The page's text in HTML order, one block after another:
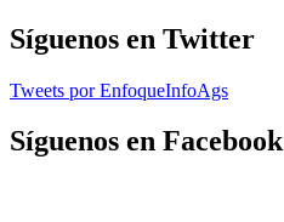
Síguenos en Twitter
Tweets por EnfoqueInfoAgs
Síguenos en Facebook